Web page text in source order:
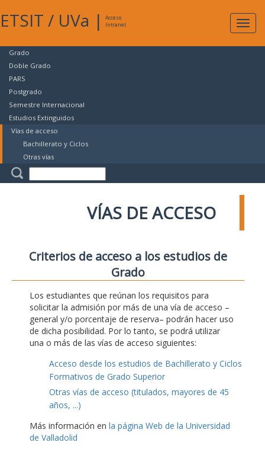
ETSIT / UVa |
Acceso
Intranet
Grado
Doble Grado
PARS
Postgrado
Semestre Internacional
Estudios Extinguidos
Vías de acceso
Bachillerato y Ciclos
Otras vías
VÍAS DE ACCESO
Criterios de acceso a los estudios de
Grado
Los estudiantes que reúnan los requisitos para
solicitar la admisión por más de una vía de acceso –
general y/o porcentaje de reserva– podrán hacer uso
de dicha posibilidad. Por lo tanto, se podrá utilizar
una o más de las vías de acceso siguientes:
Acceso desde los estudios de Bachillerato y Ciclos
Formativos de Grado Superior
Otras vías de acceso (titulados, mayores de 45
años, ...)
Más información en la página Web de la Universidad
de Valladolid